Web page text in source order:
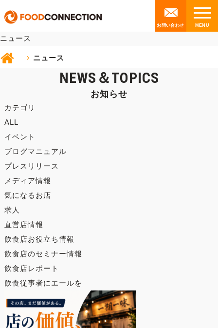
お問い合わせ
NEWS
ニュース
ニュース
NEWS＆TOPICS
お知らせ
カテゴリ
ALL
イベント
ブログマニュアル
プレスリリース
メディア情報
気になるお店
求人
直営店情報
飲食店お役立ち情報
飲食店のセミナー情報
飲食店レポート
飲食従事者にエールを